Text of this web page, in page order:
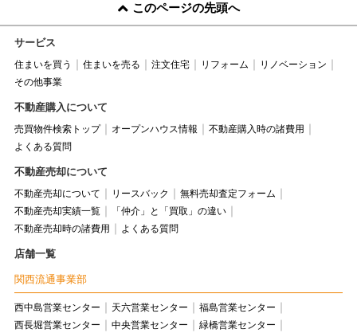
このページの先頭へ
サービス
住まいを買う 住まいを売る 注文住宅 リフォーム
リノベーション
その他事業
不動産購入について
売買物件検索トップ オープンハウス情報
不動産購入時の諸費用
よくある質問
不動産売却について
不動産売却について リースバック
無料売却査定フォーム
不動産売却実績一覧
「仲介」と「買取」の違い
不動産売却時の諸費用
よくある質問
店舗一覧
関西流通事業部
西中島営業センター 天六営業センター
福島営業センター
西長堀営業センター
中央営業センター
緑橋営業センター